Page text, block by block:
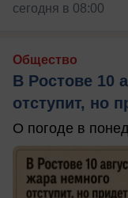
сегодня в 08:00
Общество
В Ростове 10
отступит, но
О погоде в